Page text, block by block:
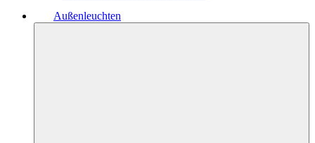
Außenleuchten